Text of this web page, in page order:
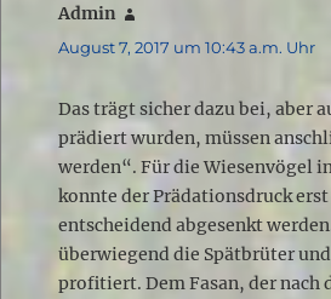
Admin
August 7, 2017 um 10:43 a.m. Uhr
Das trägt sicher dazu bei, aber
prädiert wurden, müssen
werden“. Für die Wiesenvögel
konnte der Prädationsdruck
entscheidend abgesenkt
überwiegend die Spätbrüter
profitiert. Dem Fasan, der nach